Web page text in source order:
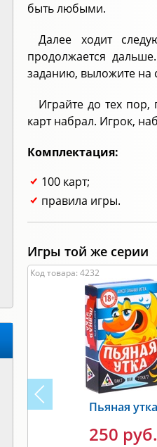
быть любыми.
Далее ходит
продолжается
заданию, выложите на
Играйте до тех пор,
карт набрал. Игрок,
Комплектация:
100 карт;
правила игры.
Игры той же серии
Код товара: 4232
Пьяная утка
250 руб.